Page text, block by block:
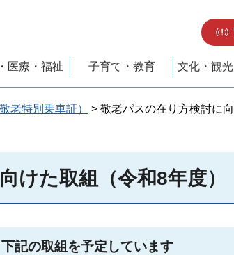
医療・福祉 子育て・教育 文化・観
老特別乗車証） > 敬老パスの在り方検討に
けた取組（令和8年度）
記の取組を予定しています